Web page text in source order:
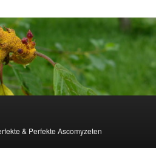
& Perfekte Ascomyzeten